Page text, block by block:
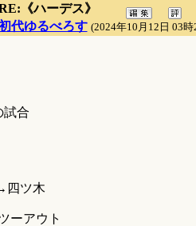
《ハーデス》
代ゆるべろす (2024年10月12日 03時
試合
四ツ木
ーアウト